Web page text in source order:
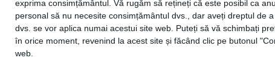
exprima consimțământul. Vă rugăm să rețineți că este posibil ca
personal să nu necesite consimțământul dvs., dar aveți dreptul de
dvs. se vor aplica numai acestui site web. Puteți să vă schimbați
în orice moment, revenind la acest site și făcând clic pe butonul
web.
care tot nu veneau, pe 2 martie, la ora 15:14, domnișorul
a lămurit că: ”Ryad a fost una din CELE MAI PREFERATE
limba română n-a fost nici pe departe CEA MAI
și repetentului Victor Vreme. Cuummm? N-a fost